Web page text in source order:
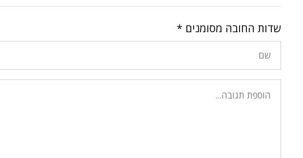
שדות החובה מסומנים *